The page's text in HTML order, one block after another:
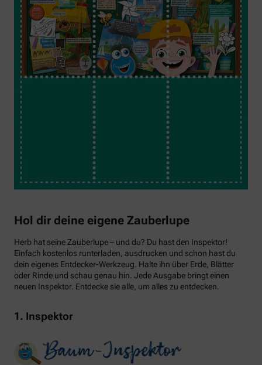
Hol dir deine eigene Zauberlupe
Herb hat seine Zauberlupe – und du? Du hast den Inspektor!
Einfach kostenlos runterladen, ausdrucken und schon hast du
dein eigenes Entdecker-Werkzeug. Halte ihn über Erde, Blätter
oder Rinde und schau genau hin. Jede Ausgabe bringt einen
neuen Inspektor. Entdecke sie alle, um alles zu entdecken.
1. Inspektor